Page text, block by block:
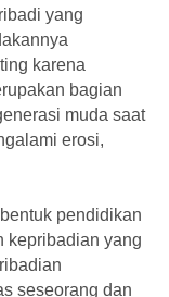
yang
karena
bagian
muda saat
erosi,
pendidikan
kepribadian yang
seseorang dan